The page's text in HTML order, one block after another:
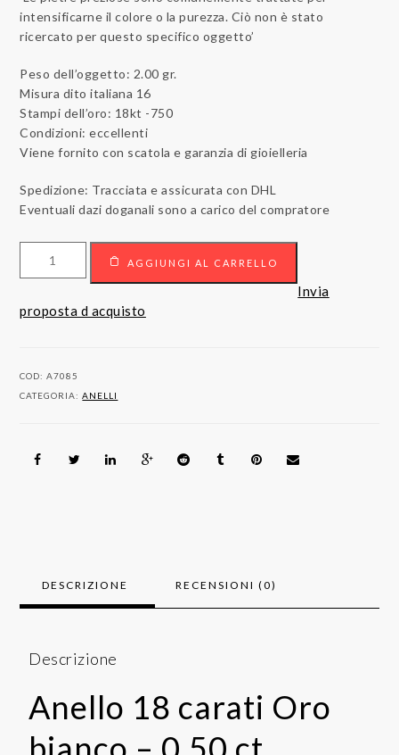
intensificarne il colore o la purezza. Ciò non è stato
ricercato per questo specifico oggetto’
Peso dell’oggetto: 2.00 gr.
Misura dito italiana 16
Stampi dell’oro: 18kt -750
Condizioni: eccellenti
Viene fornito con scatola e garanzia di gioielleria
Spedizione: Tracciata e assicurata con DHL
Eventuali dazi doganali sono a carico del compratore
Oro
quantità
AGGIUNGI AL CARRELLO
Invia
proposta d acquisto
COD:A7085
CATEGORIA:ANELLI
DESCRIZIONE RECENSIONI (0)
Descrizione
Anello 18 carati Oro